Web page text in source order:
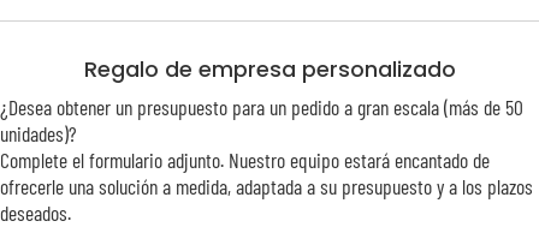
Regalo de empresa personalizado
¿Desea obtener un presupuesto para un pedido a gran escala (más de 50
unidades)?
Complete el formulario adjunto. Nuestro equipo estará encantado de
ofrecerle una solución a medida, adaptada a su presupuesto y a los plazos
deseados.